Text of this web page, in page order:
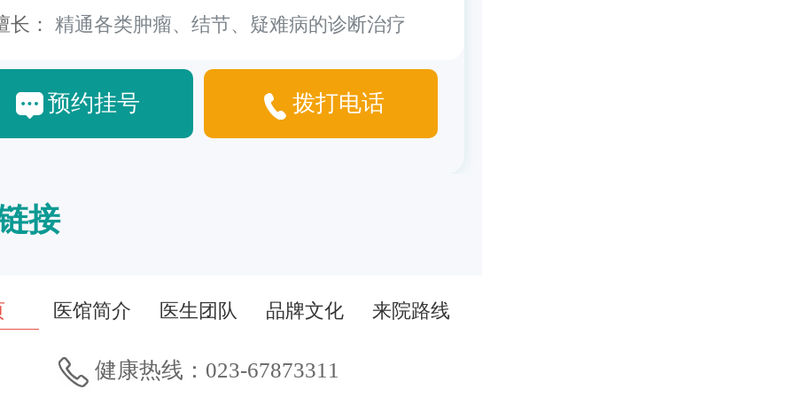
长： 精通各类肿瘤、结节、疑难病的诊断治疗
预约挂号 拨打电话
接
医馆简介 医生团队 品牌文化 来院路线
健康热线：023-67873311